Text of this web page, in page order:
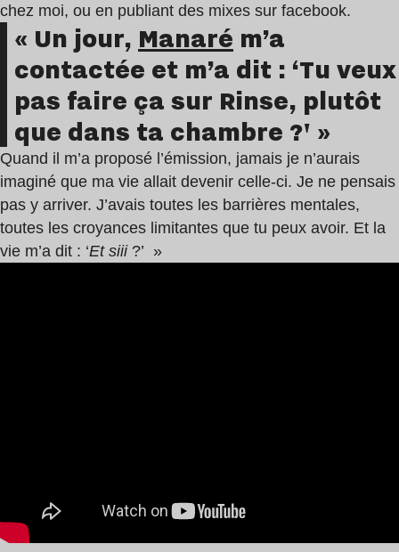
chez moi, ou en publiant des mixes sur facebook.
« Un jour, Manaré m’a
contactée et m’a dit : ‘Tu veux
pas faire ça sur Rinse, plutôt
que dans ta chambre ?' »
Quand il m’a proposé l’émission, jamais je n’aurais
imaginé que ma vie allait devenir celle-ci. Je ne pensais
pas y arriver. J’avais toutes les barrières mentales,
toutes les croyances limitantes que tu peux avoir. Et la
vie m’a dit : ‘Et siii?’ »